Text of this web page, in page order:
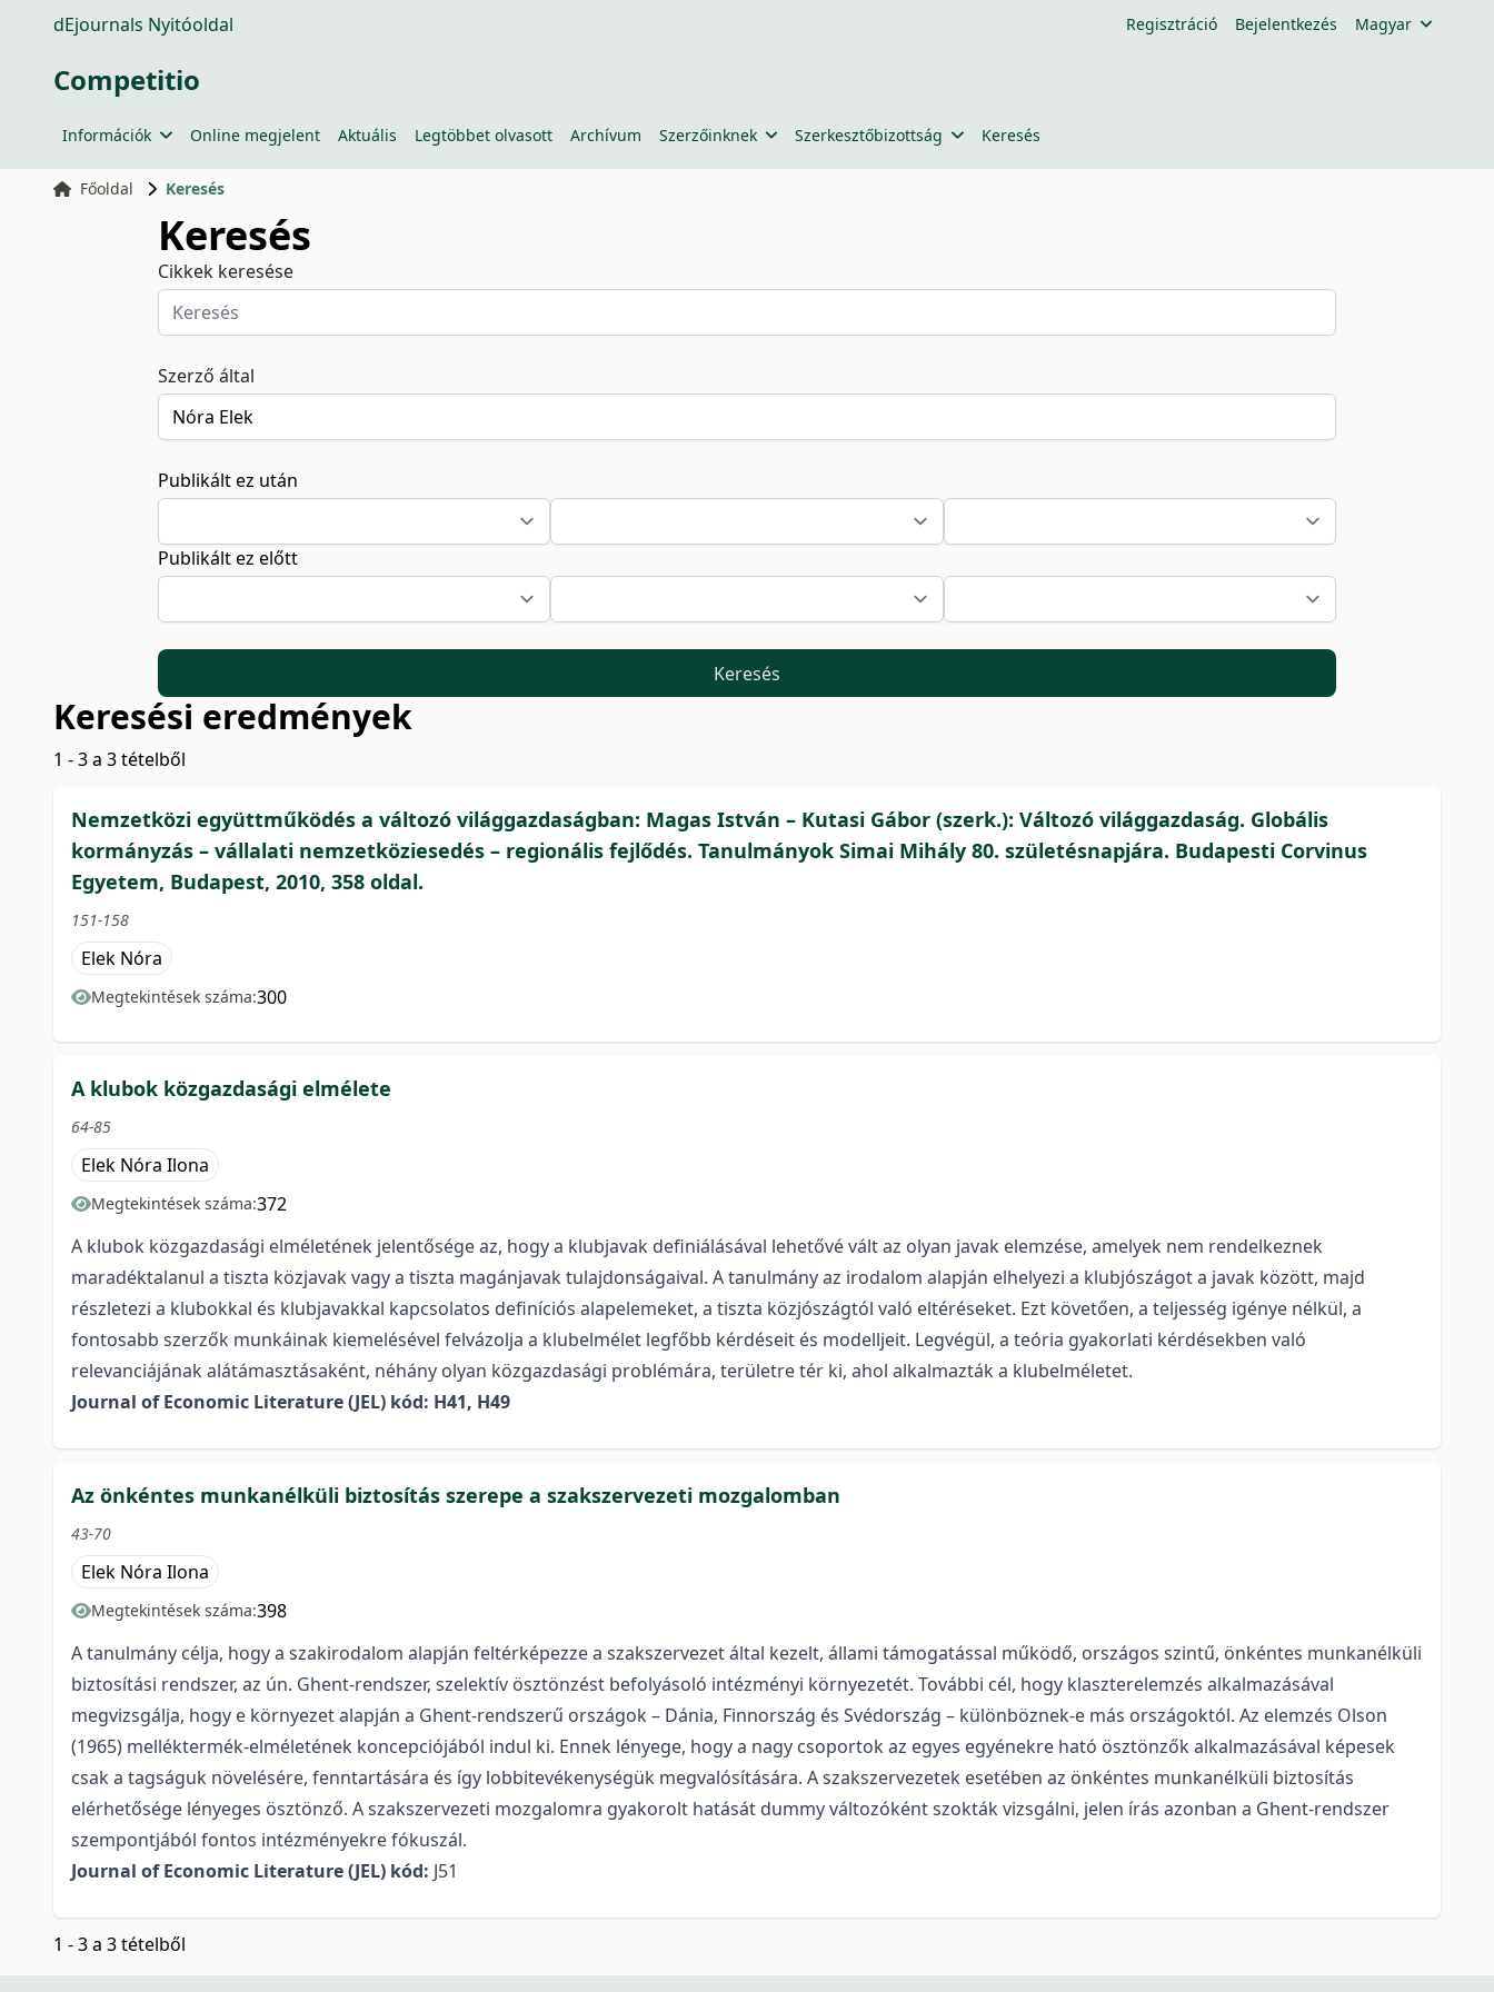
dEjournals Nyitóoldal Regisztráció Bejelentkezés Magyar
Competitio
Információk Online megjelent Aktuális Legtöbbet olvasott Archívum Szerzőinknek Szerkesztőbizottság Keresés
Főoldal Keresés
Keresés
Cikkek keresése
Szerző által
Publikált ez után
Publikált ez előtt
Keresés
Keresési eredmények
1 - 3 a 3 tételből
Nemzetközi együttműködés a változó világgazdaságban: Magas István – Kutasi Gábor (szerk.): Változó világgazdaság. Globális
kormányzás – vállalati nemzetköziesedés – regionális fejlődés. Tanulmányok Simai Mihály 80. születésnapjára. Budapesti Corvinus
Egyetem, Budapest, 2010, 358 oldal.
151-158
Elek Nóra
Megtekintések száma:300
A klubok közgazdasági elmélete
64-85
Elek Nóra Ilona
Megtekintések száma:372
A klubok közgazdasági elméletének jelentősége az, hogy a klubjavak definiálásával lehetővé vált az olyan javak elemzése, amelyek nem rendelkeznek
maradéktalanul a tiszta közjavak vagy a tiszta magánjavak tulajdonságaival. A tanulmány az irodalom alapján elhelyezi a klubjószágot a javak között, majd
részletezi a klubokkal és klubjavakkal kapcsolatos definíciós alapelemeket, a tiszta közjószágtól való eltéréseket. Ezt követően, a teljesség igénye nélkül, a
fontosabb szerzők munkáinak kiemelésével felvázolja a klubelmélet legfőbb kérdéseit és modelljeit. Legvégül, a teória gyakorlati kérdésekben való
relevanciájának alátámasztásaként, néhány olyan közgazdasági problémára, területre tér ki, ahol alkalmazták a klubelméletet.
Journal of Economic Literature (JEL) kód: H41, H49
Az önkéntes munkanélküli biztosítás szerepe a szakszervezeti mozgalomban
43-70
Elek Nóra Ilona
Megtekintések száma:398
A tanulmány célja, hogy a szakirodalom alapján feltérképezze a szakszervezet által kezelt, állami támogatással működő, országos szintű, önkéntes munkanélküli
biztosítási rendszer, az ún. Ghent-rendszer, szelektív ösztönzést befolyásoló intézményi környezetét. További cél, hogy klaszterelemzés alkalmazásával
megvizsgálja, hogy e környezet alapján a Ghent-rendszerű országok – Dánia, Finnország és Svédország – különböznek-e más országoktól. Az elemzés Olson
(1965) melléktermék-elméletének koncepciójából indul ki. Ennek lényege, hogy a nagy csoportok az egyes egyénekre ható ösztönzők alkalmazásával képesek
csak a tagságuk növelésére, fenntartására és így lobbitevékenységük megvalósítására. A szakszervezetek esetében az önkéntes munkanélküli biztosítás
elérhetősége lényeges ösztönző. A szakszervezeti mozgalomra gyakorolt hatását dummy változóként szokták vizsgálni, jelen írás azonban a Ghent-rendszer
szempontjából fontos intézményekre fókuszál.
Journal of Economic Literature (JEL) kód: J51
1 - 3 a 3 tételből